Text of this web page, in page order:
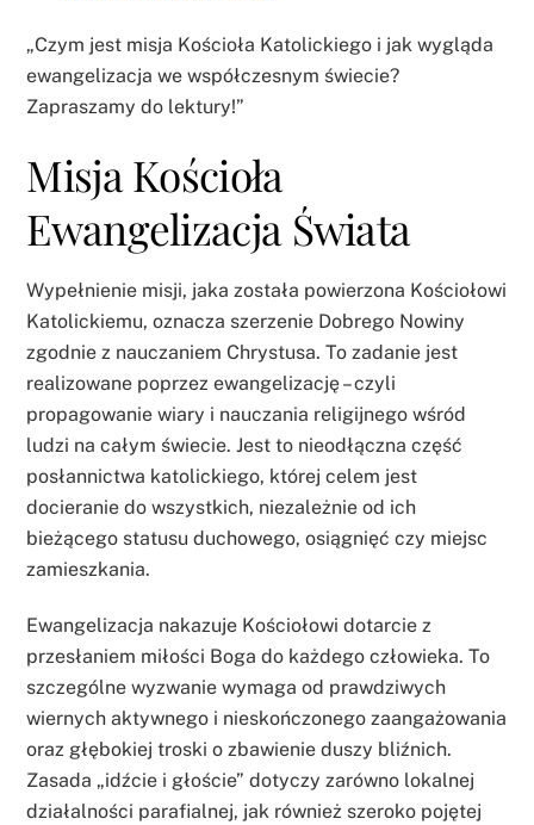
„Czym jest misja Kościoła Katolickiego i jak wygląda
ewangelizacja we współczesnym świecie?
Zapraszamy do lektury!”
Misja Kościoła
Ewangelizacja Świata
Wypełnienie misji, jaka została powierzona Kościołowi
Katolickiemu, oznacza szerzenie Dobrego Nowiny
zgodnie z nauczaniem Chrystusa. To zadanie jest
realizowane poprzez ewangelizację – czyli
propagowanie wiary i nauczania religijnego wśród
ludzi na całym świecie. Jest to nieodłączna część
posłannictwa katolickiego, której celem jest
docieranie do wszystkich, niezależnie od ich
bieżącego statusu duchowego, osiągnięć czy miejsc
zamieszkania.
Ewangelizacja nakazuje Kościołowi dotarcie z
przesłaniem miłości Boga do każdego człowieka. To
szczególne wyzwanie wymaga od prawdziwych
wiernych aktywnego i nieskończonego zaangażowania
oraz głębokiej troski o zbawienie duszy bliźnich.
Zasada „idźcie i głoście” dotyczy zarówno lokalnej
działalności parafialnej, jak również szeroko pojętej